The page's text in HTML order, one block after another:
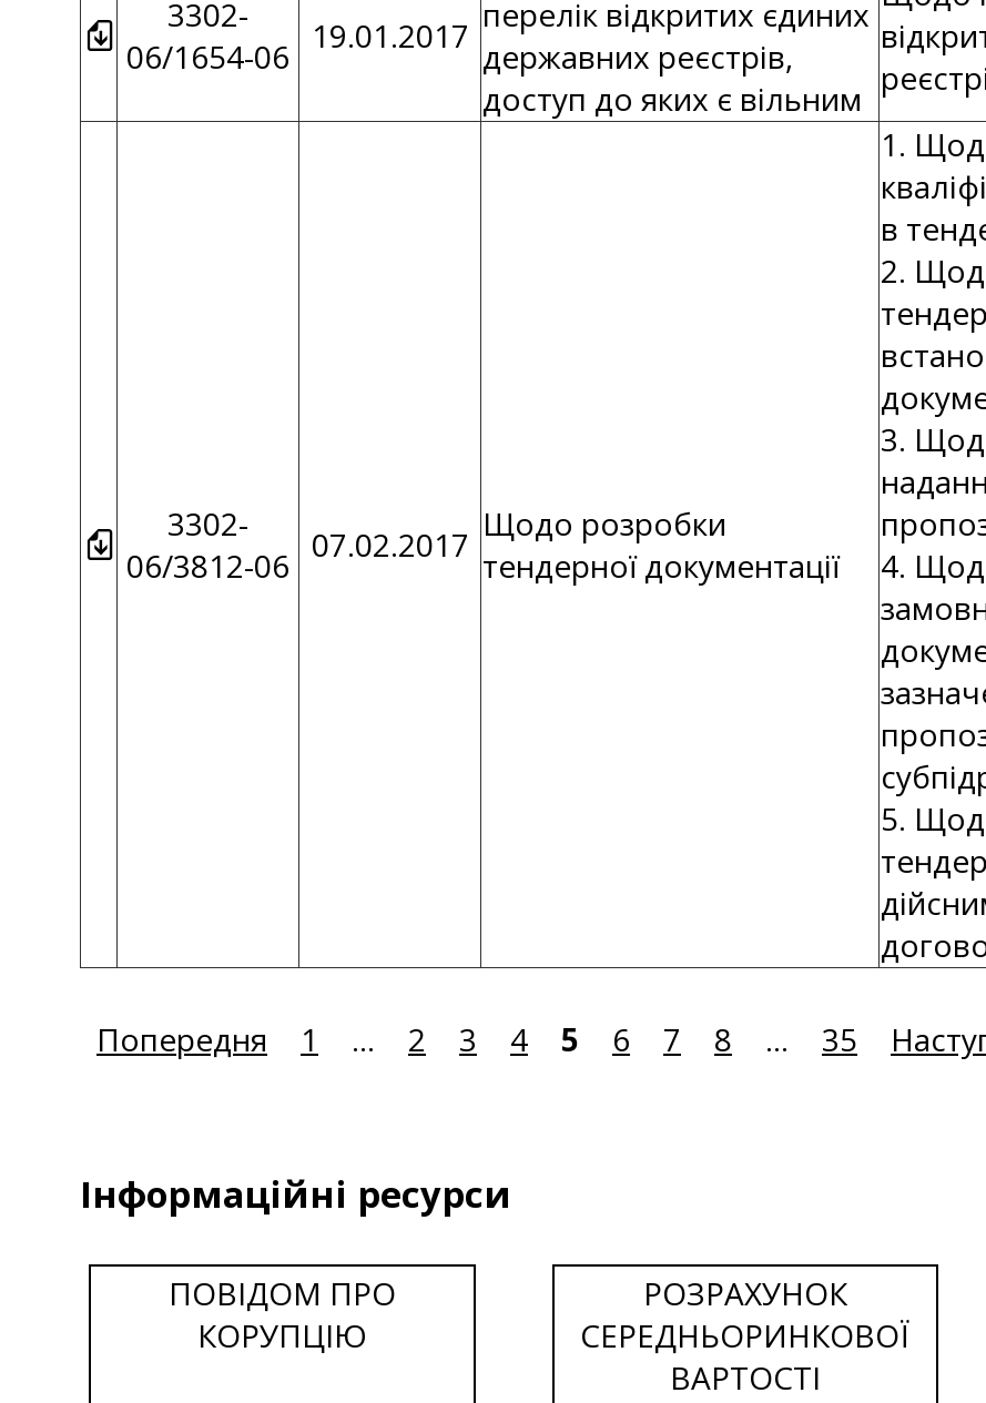
3302-
06/1654-06
19.01.2017 перелік відкритих єдиних
державних реєстрів,
доступ до яких є вільним
3302-
06/3812-06 07.02.2017 Щодо розробки
тендерної документації
1.
в
2.
3.
4.
5.
Попередня 1 ... 2 3 4 5 6 7 8 ... 35
Інформаційні ресурси
ПОВІДОМ ПРО
КОРУПЦІЮ
РОЗРАХУНОК
СЕРЕДНЬОРИНКОВОЇ
ВАРТОСТІ